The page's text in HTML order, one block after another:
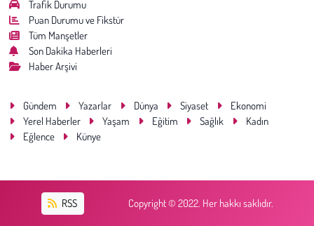
Trafik Durumu
Puan Durumu ve Fikstür
Tüm Manşetler
Son Dakika Haberleri
Haber Arşivi
Gündem Yazarlar Dünya Siyaset
Ekonomi
Yerel Haberler
Yaşam Eğitim Sağlık
Kadın
Eğlence
Künye
RSS Copyright © 2022. Her hakkı saklıdır.